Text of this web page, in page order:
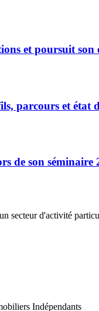
et poursuit son
parcours et état
de son séminaire
secteur d'activité
Indépendants